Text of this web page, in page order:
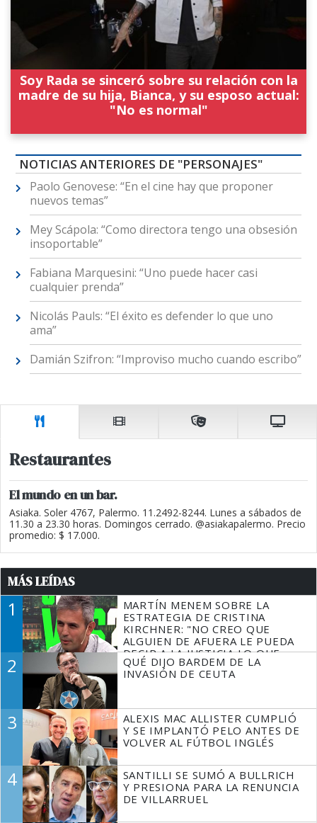
Soy Rada se sinceró sobre su relación con la
madre de su hija, Bianca, y su esposo actual:
"No es normal"
NOTICIAS ANTERIORES DE "PERSONAJES"
Paolo Genovese: “En el cine hay que proponer
nuevos temas”
Mey Scápola: “Como directora tengo una obsesión
insoportable”
Fabiana Marquesini: “Uno puede hacer casi
cualquier prenda”
Nicolás Pauls: “El éxito es defender lo que uno
ama”
Damián Szifron: “Improviso mucho cuando escribo”
Restaurantes
El mundo en un bar.
Asiaka. Soler 4767, Palermo. 11.2492-8244. Lunes a sábados de
11.30 a 23.30 horas. Domingos cerrado. @asiakapalermo. Precio
promedio: $ 17.000.
MÁS LEÍDAS
1
MARTÍN MENEM SOBRE LA
ESTRATEGIA DE CRISTINA
KIRCHNER: "NO CREO QUE
ALGUIEN DE AFUERA LE PUEDA
DECIR A LA JUSTICIA LO QUE
TIENE QUE HACER"
2
QUÉ DIJO BARDEM DE LA
INVASIÓN DE CEUTA
3
ALEXIS MAC ALLISTER CUMPLIÓ
Y SE IMPLANTÓ PELO ANTES DE
VOLVER AL FÚTBOL INGLÉS
4
SANTILLI SE SUMÓ A BULLRICH
Y PRESIONA PARA LA RENUNCIA
DE VILLARRUEL